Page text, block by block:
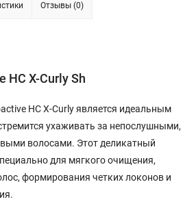
Отзывы (0)
HC X-Curly Sh
HC X-Curly является идеальным
ухаживать за непослушными,
волосами. Этот деликатный
для мягкого очищения,
формирования четких локонов и